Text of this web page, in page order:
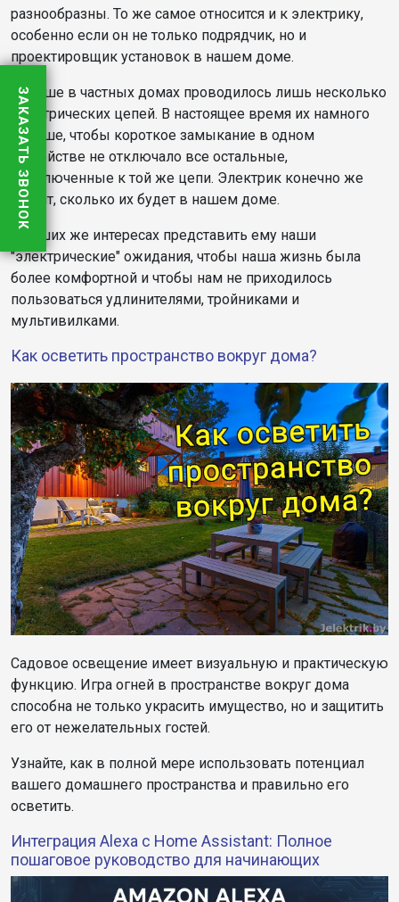
разнообразны. То же самое относится и к электрику,
особенно если он не только подрядчик, но и
проектировщик установок в нашем доме.
Раньше в частных домах проводилось лишь несколько
электрических цепей. В настоящее время их намного
больше, чтобы короткое замыкание в одном
устройстве не отключало все остальные,
подключенные к той же цепи. Электрик конечно же
решит, сколько их будет в нашем доме.
В наших же интересах представить ему наши
"электрические" ожидания, чтобы наша жизнь была
более комфортной и чтобы нам не приходилось
пользоваться удлинителями, тройниками и
мультивилками.
Как осветить пространство вокруг дома?
Садовое освещение имеет визуальную и практическую
функцию. Игра огней в пространстве вокруг дома
способна не только украсить имущество, но и защитить
его от нежелательных гостей.
Узнайте, как в полной мере использовать потенциал
вашего домашнего пространства и правильно его
осветить.
Интеграция Alexa с Home Assistant: Полное
пошаговое руководство для начинающих
ЗАКАЗАТЬ ЗВОНОК